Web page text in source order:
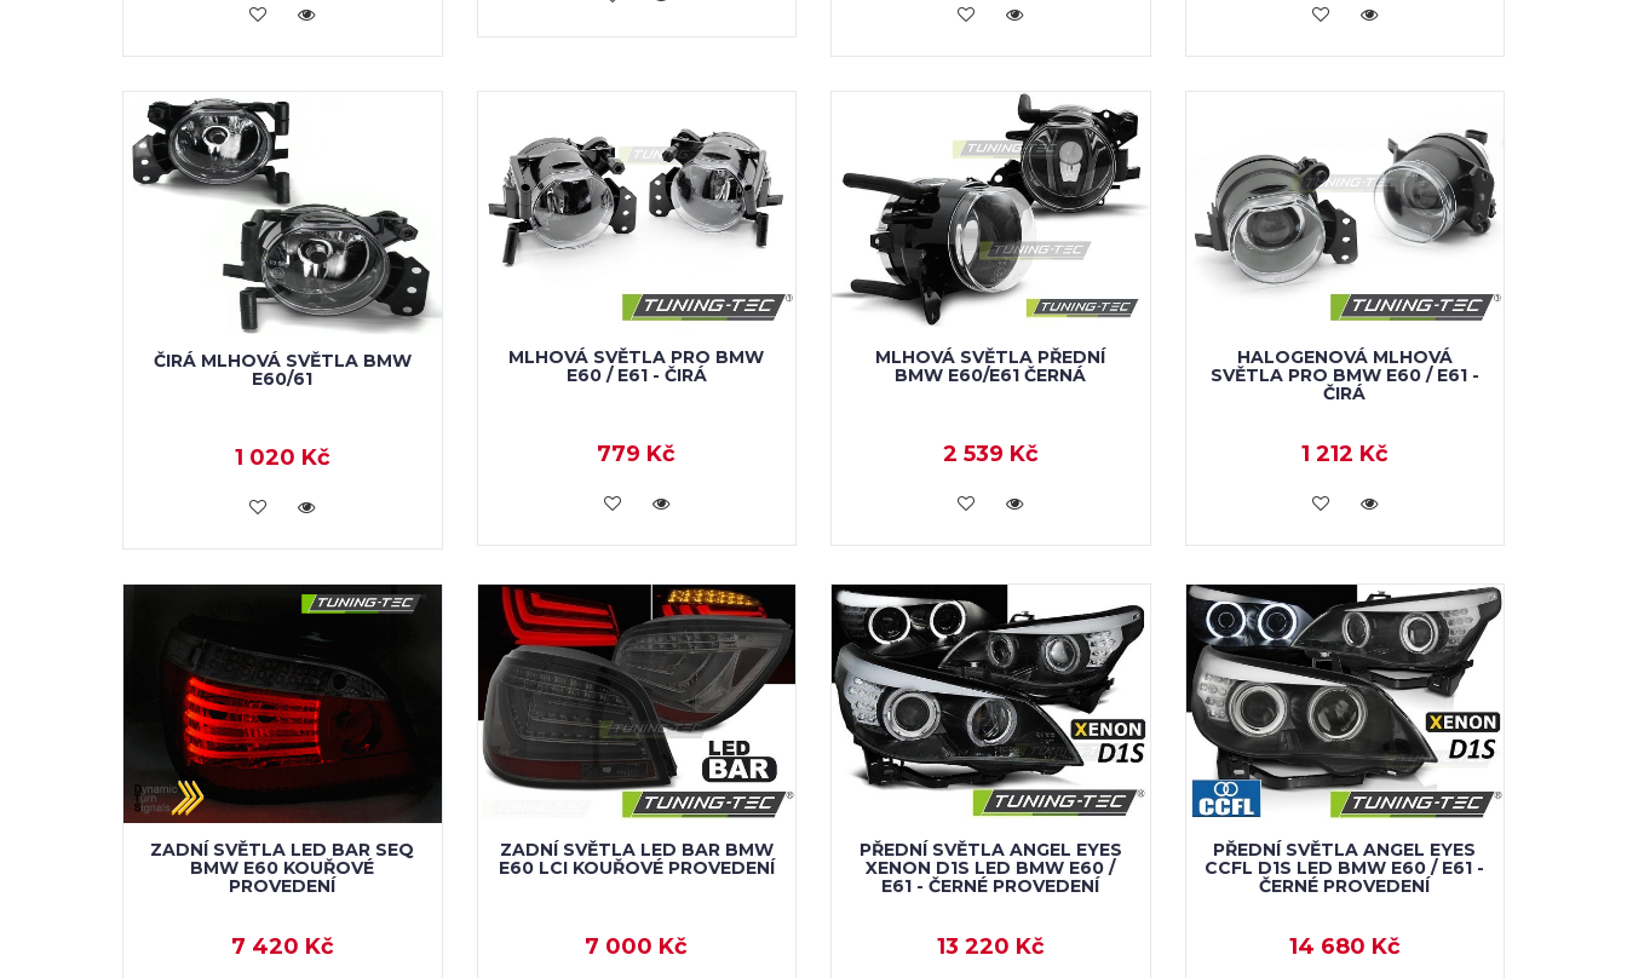
KOUPIT KOUPIT KOUPIT
ČIRÁ MLHOVÁ SVĚTLA BMW
E60/61
1 020 Kč
KOUPIT
MLHOVÁ SVĚTLA PRO BMW
E60 / E61 - ČIRÁ
779 Kč
KOUPIT
MLHOVÁ SVĚTLA PŘEDNÍ
BMW E60/E61 ČERNÁ
2 539 Kč
KOUPIT
HALOGENOVÁ MLHOVÁ
SVĚTLA PRO BMW E60 / E61 -
ČIRÁ
1 212 Kč
KOUPIT
ZADNÍ SVĚTLA LED BAR SEQ
BMW E60 KOUŘOVÉ
PROVEDENÍ
7 420 Kč
ZADNÍ SVĚTLA LED BAR BMW
E60 LCI KOUŘOVÉ PROVEDENÍ
7 000 Kč
PŘEDNÍ SVĚTLA ANGEL EYES
XENON D1S LED BMW E60 /
E61 - ČERNÉ PROVEDENÍ
13 220 Kč
PŘEDNÍ SVĚTLA ANGEL EYES
CCFL D1S LED BMW E60 / E61 -
ČERNÉ PROVEDENÍ
14 680 Kč